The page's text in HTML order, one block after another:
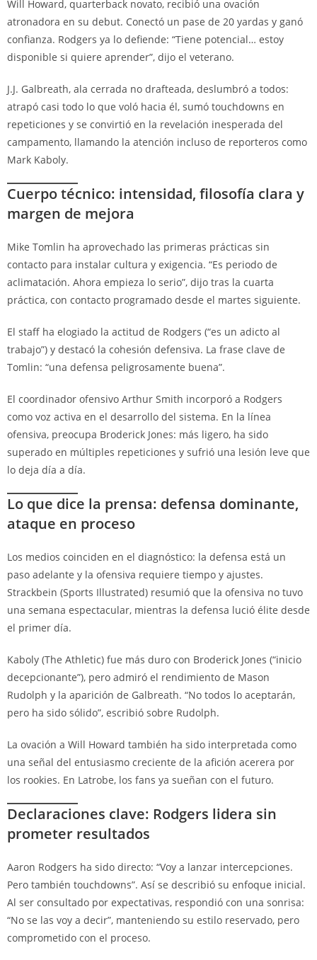
Will Howard, quarterback novato, recibió una ovación
atronadora en su debut. Conectó un pase de 20 yardas y ganó
confianza. Rodgers ya lo defiende: “Tiene potencial… estoy
disponible si quiere aprender”, dijo el veterano.
J.J. Galbreath, ala cerrada no drafteada, deslumbró a todos:
atrapó casi todo lo que voló hacia él, sumó touchdowns en
repeticiones y se convirtió en la revelación inesperada del
campamento, llamando la atención incluso de reporteros como
Mark Kaboly.
Cuerpo técnico: intensidad, filosofía clara y
margen de mejora
Mike Tomlin ha aprovechado las primeras prácticas sin
contacto para instalar cultura y exigencia. “Es periodo de
aclimatación. Ahora empieza lo serio”, dijo tras la cuarta
práctica, con contacto programado desde el martes siguiente.
El staff ha elogiado la actitud de Rodgers (“es un adicto al
trabajo”) y destacó la cohesión defensiva. La frase clave de
Tomlin: “una defensa peligrosamente buena”.
El coordinador ofensivo Arthur Smith incorporó a Rodgers
como voz activa en el desarrollo del sistema. En la línea
ofensiva, preocupa Broderick Jones: más ligero, ha sido
superado en múltiples repeticiones y sufrió una lesión leve que
lo deja día a día.
Lo que dice la prensa: defensa dominante,
ataque en proceso
Los medios coinciden en el diagnóstico: la defensa está un
paso adelante y la ofensiva requiere tiempo y ajustes.
Strackbein (Sports Illustrated) resumió que la ofensiva no tuvo
una semana espectacular, mientras la defensa lució élite desde
el primer día.
Kaboly (The Athletic) fue más duro con Broderick Jones (“inicio
decepcionante”), pero admiró el rendimiento de Mason
Rudolph y la aparición de Galbreath. “No todos lo aceptarán,
pero ha sido sólido”, escribió sobre Rudolph.
La ovación a Will Howard también ha sido interpretada como
una señal del entusiasmo creciente de la afición acerera por
los rookies. En Latrobe, los fans ya sueñan con el futuro.
Declaraciones clave: Rodgers lidera sin
prometer resultados
Aaron Rodgers ha sido directo: “Voy a lanzar intercepciones.
Pero también touchdowns”. Así se describió su enfoque inicial.
Al ser consultado por expectativas, respondió con una sonrisa:
“No se las voy a decir”, manteniendo su estilo reservado, pero
comprometido con el proceso.